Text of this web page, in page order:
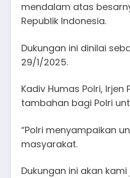
mendalam atas
Republik Indonesia.
Dukungan ini dinilai
29/1/2025.​
Kadiv Humas Polri,
tambahan bagi Polri
“Polri menyampaikan
masyarakat.
Dukungan ini akan